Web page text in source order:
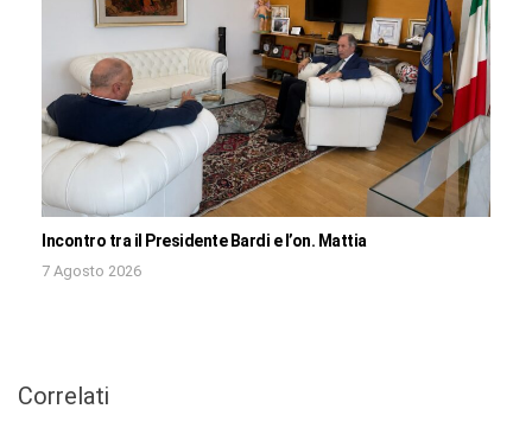
Incontro tra il Presidente Bardi e l’on. Mattia
7 Agosto 2026
Correlati